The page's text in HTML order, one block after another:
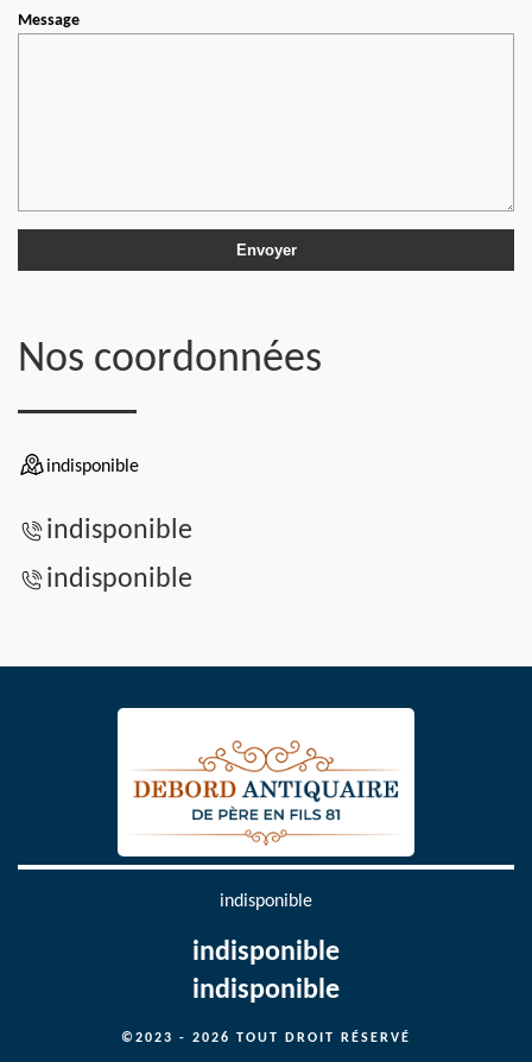
Message
Nos coordonnées
indisponible
indisponible
indisponible
indisponible
indisponible
indisponible
©2023 - 2026 TOUT DROIT RÉSERVÉ